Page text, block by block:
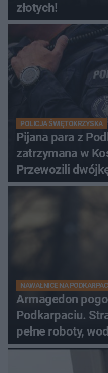
złotych!
POLICJA ŚWIĘTOKRZYSKA
Pijana para z
zatrzymana w
Przewozili
NAWAŁNICE NA
Armagedon
Podkarpaciu.
pełne roboty,
budynki